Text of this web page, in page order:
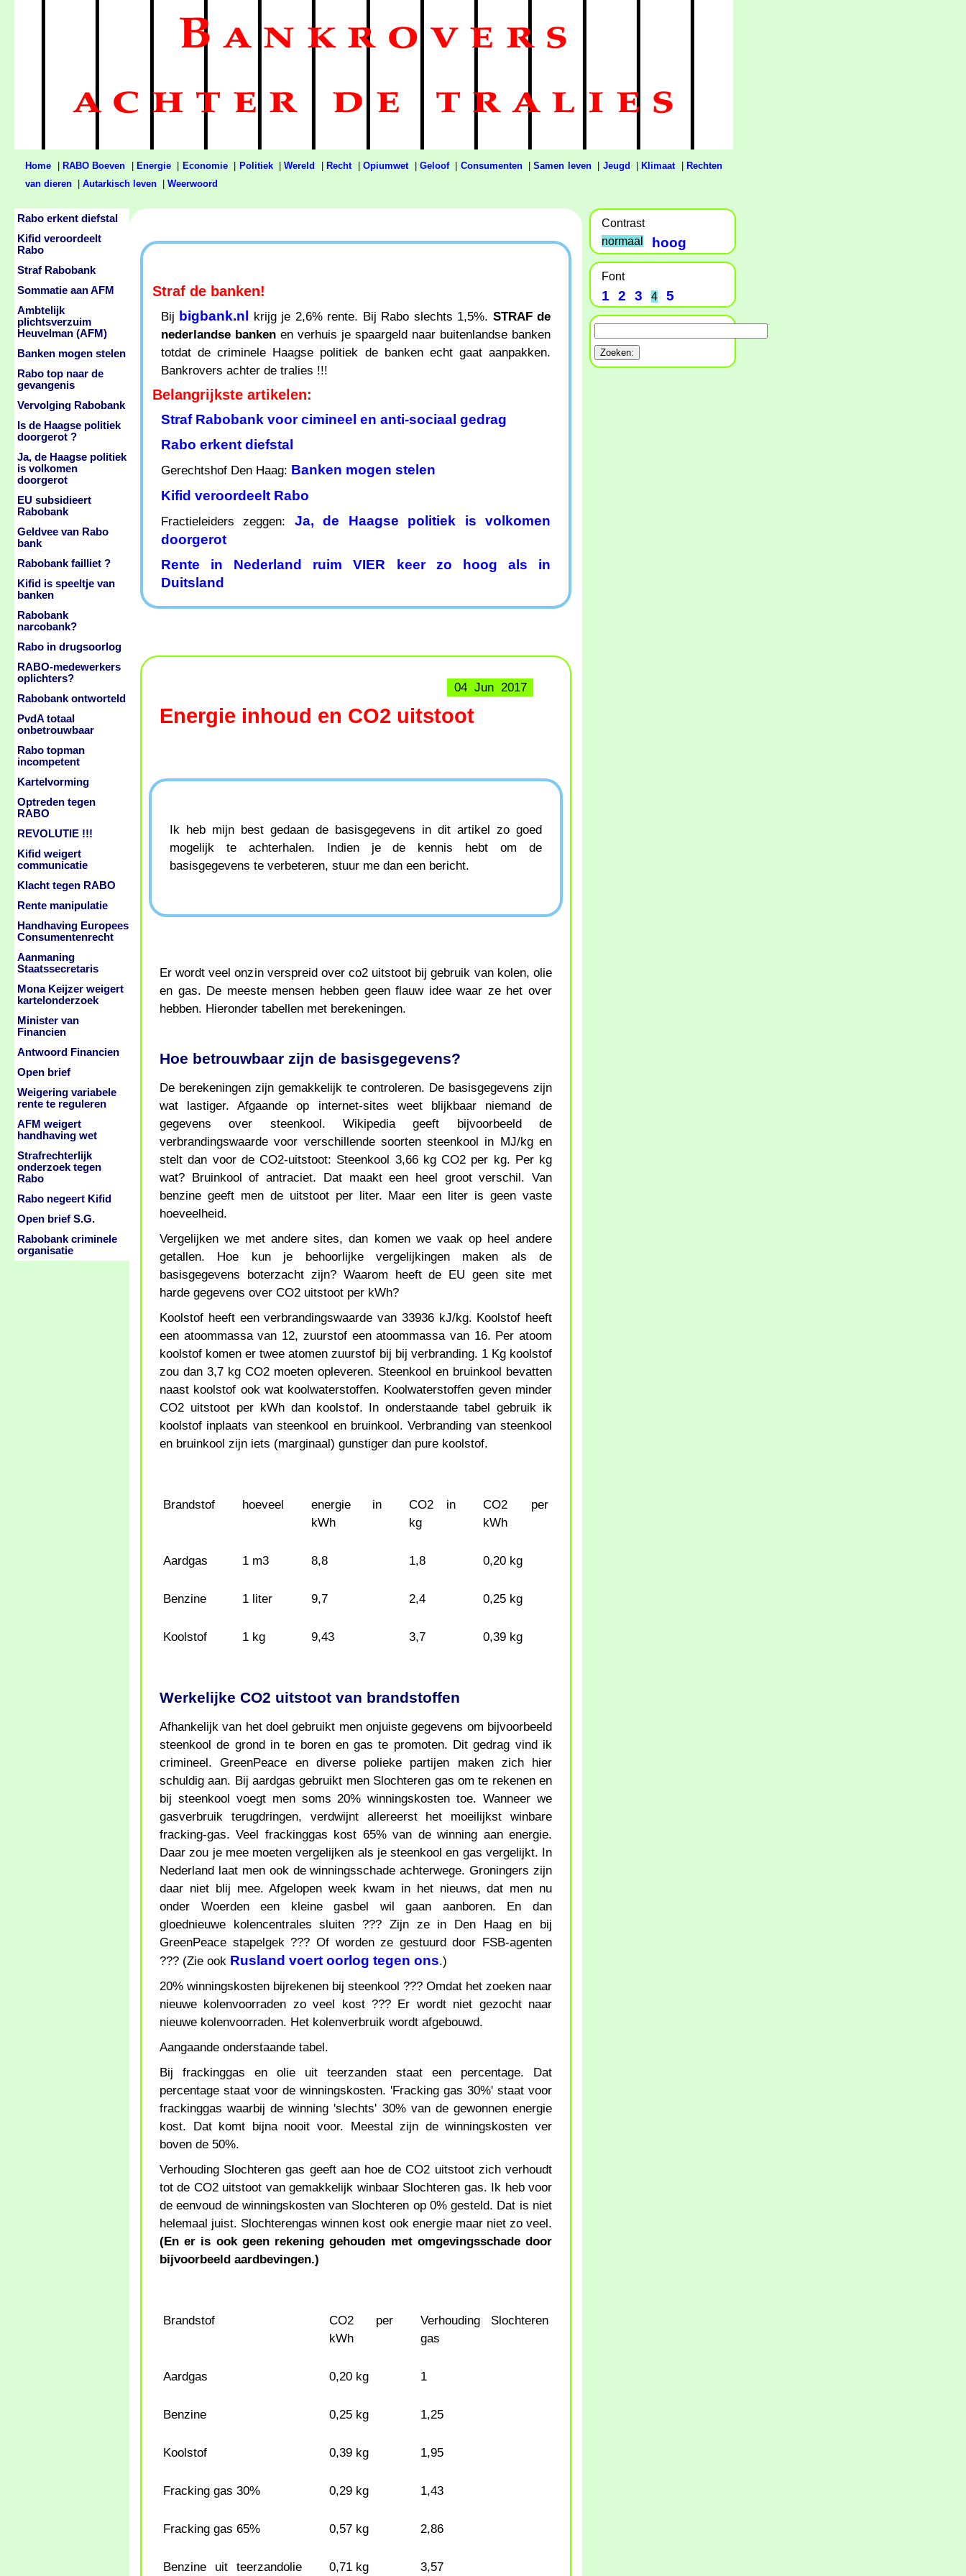
Home RABO Boeven Energie| Economie| Politiek|Wereld Recht| Opiumwet| Geloof| Consumenten|Samen leven| Jeugd Klimaat|
Rechten
van dieren
Autarkisch leven Weerwoord
Straf de banken!
Bij bigbank.nl krijg je 2,6% rente. Bij Rabo slechts 1,5%. STRAF de
nederlandse banken en verhuis je spaargeld naar buitenlandse banken
totdat de criminele Haagse politiek de banken echt gaat aanpakken.
Bankrovers achter de tralies !!!
Belangrijkste artikelen:
Straf Rabobank voor cimineel en anti-sociaal gedrag
Rabo erkent diefstal
Gerechtshof Den Haag: Banken mogen stelen
Kifid veroordeelt Rabo
Fractieleiders zeggen: Ja, de Haagse politiek is volkomen
doorgerot
Rente in Nederland ruim VIER keer zo hoog als in
Duitsland
04 Jun 2017
Energie inhoud en CO2 uitstoot
Ik heb mijn best gedaan de basisgegevens in dit artikel zo goed
mogelijk te achterhalen. Indien je de kennis hebt om de
basisgegevens te verbeteren, stuur me dan een bericht.
Er wordt veel onzin verspreid over co2 uitstoot bij gebruik van kolen, olie
en gas. De meeste mensen hebben geen flauw idee waar ze het over
hebben. Hieronder tabellen met berekeningen.
Hoe betrouwbaar zijn de basisgegevens?
De berekeningen zijn gemakkelijk te controleren. De basisgegevens zijn
wat lastiger. Afgaande op internet-sites weet blijkbaar niemand de
gegevens over steenkool. Wikipedia geeft bijvoorbeeld de
verbrandingswaarde voor verschillende soorten steenkool in MJ/kg en
stelt dan voor de CO2-uitstoot: Steenkool 3,66 kg CO2 per kg. Per kg
wat? Bruinkool of antraciet. Dat maakt een heel groot verschil. Van
benzine geeft men de uitstoot per liter. Maar een liter is geen vaste
hoeveelheid.
Vergelijken we met andere sites, dan komen we vaak op heel andere
getallen. Hoe kun je behoorlijke vergelijkingen maken als de
basisgegevens boterzacht zijn? Waarom heeft de EU geen site met
harde gegevens over CO2 uitstoot per kWh?
Koolstof heeft een verbrandingswaarde van 33936 kJ/kg. Koolstof heeft
een atoommassa van 12, zuurstof een atoommassa van 16. Per atoom
koolstof komen er twee atomen zuurstof bij bij verbranding. 1 Kg koolstof
zou dan 3,7 kg CO2 moeten opleveren. Steenkool en bruinkool bevatten
naast koolstof ook wat koolwaterstoffen. Koolwaterstoffen geven minder
CO2 uitstoot per kWh dan koolstof. In onderstaande tabel gebruik ik
koolstof inplaats van steenkool en bruinkool. Verbranding van steenkool
en bruinkool zijn iets (marginaal) gunstiger dan pure koolstof.
Brandstof hoeveel
energie in
kWh
CO2 in
kg
CO2 per
kWh
Aardgas 1 m3 8,8 1,8 0,20 kg
Benzine 1 liter 9,7 2,4 0,25 kg
Koolstof 1 kg 9,43 3,7 0,39 kg
Werkelijke CO2 uitstoot van brandstoffen
Afhankelijk van het doel gebruikt men onjuiste gegevens om bijvoorbeeld
steenkool de grond in te boren en gas te promoten. Dit gedrag vind ik
crimineel. GreenPeace en diverse polieke partijen maken zich hier
schuldig aan. Bij aardgas gebruikt men Slochteren gas om te rekenen en
bij steenkool voegt men soms 20% winningskosten toe. Wanneer we
gasverbruik terugdringen, verdwijnt allereerst het moeilijkst winbare
fracking-gas. Veel frackinggas kost 65% van de winning aan energie.
Daar zou je mee moeten vergelijken als je steenkool en gas vergelijkt. In
Nederland laat men ook de winningsschade achterwege. Groningers zijn
daar niet blij mee. Afgelopen week kwam in het nieuws, dat men nu
onder Woerden een kleine gasbel wil gaan aanboren. En dan
gloednieuwe kolencentrales sluiten ??? Zijn ze in Den Haag en bij
GreenPeace stapelgek ??? Of worden ze gestuurd door FSB-agenten
??? (Zie ook Rusland voert oorlog tegen ons.)
20% winningskosten bijrekenen bij steenkool ??? Omdat het zoeken naar
nieuwe kolenvoorraden zo veel kost ??? Er wordt niet gezocht naar
nieuwe kolenvoorraden. Het kolenverbruik wordt afgebouwd.
Aangaande onderstaande tabel.
Bij frackinggas en olie uit teerzanden staat een percentage. Dat
percentage staat voor de winningskosten. 'Fracking gas 30%' staat voor
frackinggas waarbij de winning 'slechts' 30% van de gewonnen energie
kost. Dat komt bijna nooit voor. Meestal zijn de winningskosten ver
boven de 50%.
Verhouding Slochteren gas geeft aan hoe de CO2 uitstoot zich verhoudt
tot de CO2 uitstoot van gemakkelijk winbaar Slochteren gas. Ik heb voor
de eenvoud de winningskosten van Slochteren op 0% gesteld. Dat is niet
helemaal juist. Slochterengas winnen kost ook energie maar niet zo veel.
(En er is ook geen rekening gehouden met omgevingsschade door
bijvoorbeeld aardbevingen.)
Brandstof
CO2 per
kWh
Verhouding Slochteren
gas
Aardgas 0,20 kg 1
Benzine 0,25 kg 1,25
Koolstof 0,39 kg 1,95
Fracking gas 30% 0,29 kg 1,43
Fracking gas 65% 0,57 kg 2,86
Benzine uit teerzandolie 0,71 kg 3,57
Rabo erkent diefstal
Kifid veroordeelt
Rabo
Straf Rabobank
Sommatie aan AFM
Ambtelijk
plichtsverzuim
Heuvelman (AFM)
Banken mogen stelen
Rabo top naar de
gevangenis
Vervolging Rabobank
Is de Haagse politiek
doorgerot ?
Ja, de Haagse politiek
is volkomen
doorgerot
EU subsidieert
Rabobank
Geldvee van Rabo
bank
Rabobank failliet ?
Kifid is speeltje van
banken
Rabobank
narcobank?
Rabo in drugsoorlog
RABO-medewerkers
oplichters?
Rabobank ontworteld
PvdA totaal
onbetrouwbaar
Rabo topman
incompetent
Kartelvorming
Optreden tegen
RABO
REVOLUTIE !!!
Kifid weigert
communicatie
Klacht tegen RABO
Rente manipulatie
Handhaving Europees
Consumentenrecht
Aanmaning
Staatssecretaris
Mona Keijzer weigert
kartelonderzoek
Minister van
Financien
Antwoord Financien
Open brief
Weigering variabele
rente te reguleren
AFM weigert
handhaving wet
Strafrechterlijk
onderzoek tegen
Rabo
Rabo negeert Kifid
Open brief S.G.
Rabobank criminele
organisatie
Contrast
normaal
hoog
Font
1 2 3 4 5